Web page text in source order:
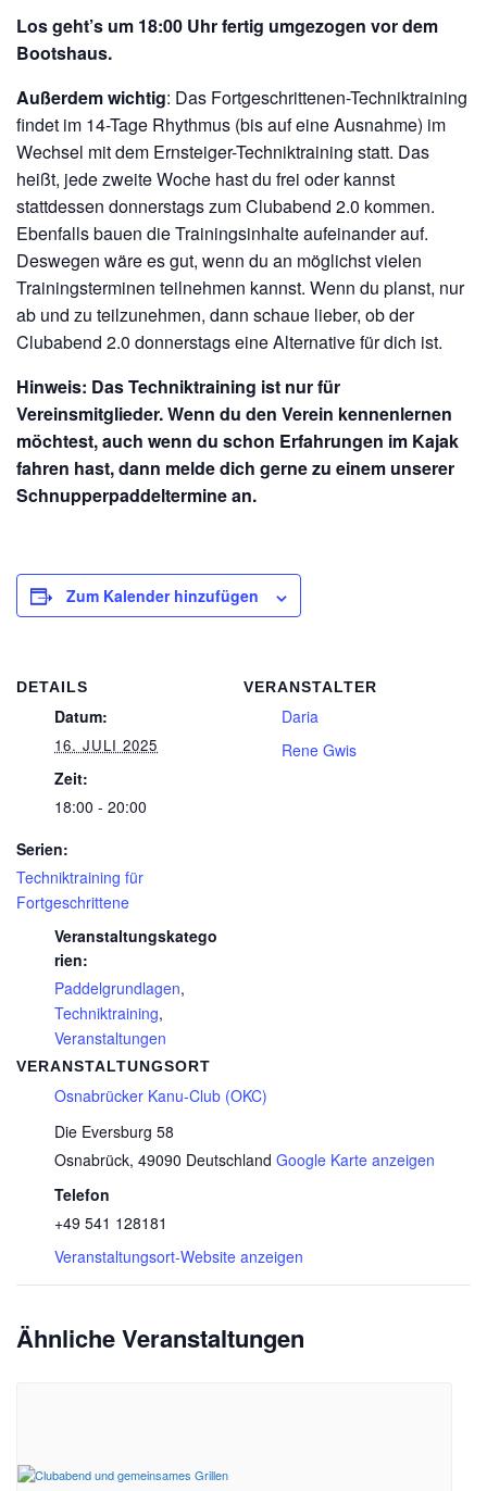
Los geht’s um 18:00 Uhr fertig umgezogen vor dem
Bootshaus.
Außerdem wichtig: Das Fortgeschrittenen-Techniktraining
findet im 14-Tage Rhythmus (bis auf eine Ausnahme) im
Wechsel mit dem Ernsteiger-Techniktraining statt. Das
heißt, jede zweite Woche hast du frei oder kannst
stattdessen donnerstags zum Clubabend 2.0 kommen.
Ebenfalls bauen die Trainingsinhalte aufeinander auf.
Deswegen wäre es gut, wenn du an möglichst vielen
Trainingsterminen teilnehmen kannst. Wenn du planst, nur
ab und zu teilzunehmen, dann schaue lieber, ob der
Clubabend 2.0 donnerstags eine Alternative für dich ist.
Hinweis: Das Techniktraining ist nur für
Vereinsmitglieder. Wenn du den Verein kennenlernen
möchtest, auch wenn du schon Erfahrungen im Kajak
fahren hast, dann melde dich gerne zu einem unserer
Schnupperpaddeltermine an.
Zum Kalender hinzufügen
DETAILS
Datum:
16. JULI 2025
Zeit:
18:00 - 20:00
Serien:
Techniktraining für
Fortgeschrittene
Veranstaltungskatego
rien:
Paddelgrundlagen,
Techniktraining,
Veranstaltungen
VERANSTALTUNGSORT
Osnabrücker Kanu-Club (OKC)
Die Eversburg 58
Osnabrück, 49090 Deutschland Google Karte anzeigen
Telefon
+49 541 128181
Veranstaltungsort-Website anzeigen
VERANSTALTER
Daria
Rene Gwis
Ähnliche Veranstaltungen